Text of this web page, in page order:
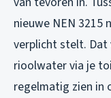
nieuwe NEN 3215
verplicht stelt.
rioolwater via je
regelmatig zien in